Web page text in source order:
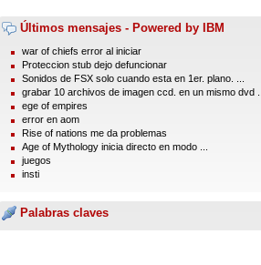
Últimos mensajes - Powered by IBM
war of chiefs error al iniciar
Proteccion stub dejo defuncionar
Sonidos de FSX solo cuando esta en 1er. plano. ...
grabar 10 archivos de imagen ccd. en un mismo dvd ...
ege of empires
error en aom
Rise of nations me da problemas
Age of Mythology inicia directo en modo ...
juegos
insti
Palabras claves